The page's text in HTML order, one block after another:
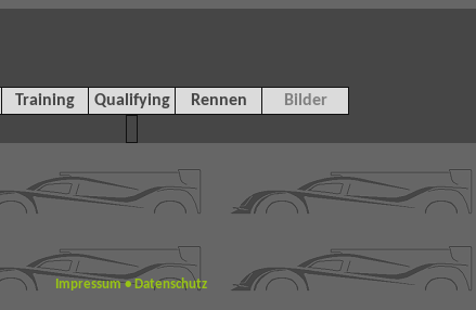
Training Qualifying Rennen Bilder
Impressum •Datenschutz